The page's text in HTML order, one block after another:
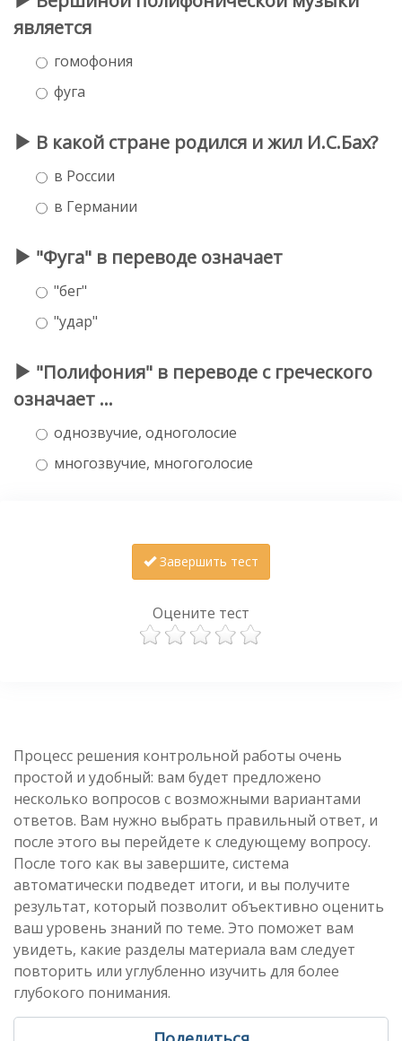
является
гомофония
фуга
В какой стране родился и жил И.С.Бах?
в России
в Германии
"Фуга" в переводе означает
"бег"
"удар"
"Полифония" в переводе с греческого
означает ...
однозвучие, одноголосие
многозвучие, многоголосие
Завершить тест
Оцените тест
Процесс решения контрольной работы очень
простой и удобный: вам будет предложено
несколько вопросов с возможными вариантами
ответов. Вам нужно выбрать правильный ответ, и
после этого вы перейдете к следующему вопросу.
После того как вы завершите, система
автоматически подведет итоги, и вы получите
результат, который позволит объективно оценить
ваш уровень знаний по теме. Это поможет вам
увидеть, какие разделы материала вам следует
повторить или углубленно изучить для более
глубокого понимания.